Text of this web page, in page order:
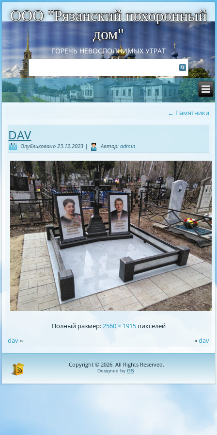
ООО "Рязанский похоронный
дом"
ГОРЕЧЬ НЕВОСПОЛНИМЫХ УТРАТ
← Памятники
DAV
Опубликовано 23.12.2023 | Автор: admin
Полный размер:2560 × 1915пикселей
dav» «dav
Copyright © 2026. All Rights Reserved.
Designed by GS